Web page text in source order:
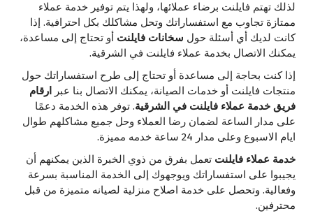
لذلك تهتم فايلنت برضاء عملائها، ولهذا يتم توفير خدمة عملاء
ممتازة تجاوب مع استفساراتك وتحل مشاكلك بكل احترافية. إذا
كانت لديك أي أسئلة حول سخانات فايلنت أو تحتاج إلى مساعدة،
يمكنك الاتصال بخدمة عملاء فايلنت في الشرقية.
إذا كنت بحاجة إلى مساعدة أو تحتاج إلى طرح استفساراتك حول
منتجات فايلنت أو خدمات الصيانة، يمكنك الاتصال بنا عبر
ارقام
فريق خدمة عملاء فايلنت في الشرقية. توفر هذه الخدمة دعمًا
على مدار الساعة لضمان رضا العملاء وحل جميع مشاكلهم طوال
ايام الاسبوع وعلى مدار 24 ساعة خدمه مميزة.
خدمة عملاء فايلنت تعمل بفرق من ذوي الخبرة الذين يمكنهم أن
يجيبوا على استفساراتك ويوجهوك إلى الخدمة المناسبة بسرعة
وفعالية. وتحصل على خدمة اصلاح منزلية لصيانه متميزة من قبل
محترفين.